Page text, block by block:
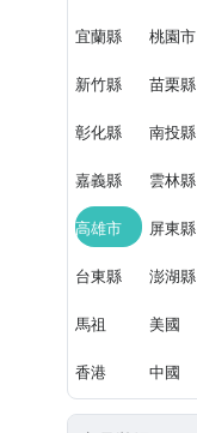
宜蘭縣 桃園市
新竹縣 苗栗縣
彰化縣 南投縣
嘉義縣 雲林縣
高雄市 屏東縣
台東縣 澎湖縣
馬祖 美國
香港 中國